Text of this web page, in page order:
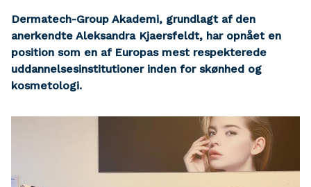
Dermatech-Group Akademi, grundlagt af den
anerkendte Aleksandra Kjaersfeldt, har opnået en
position som en af Europas mest respekterede
uddannelsesinstitutioner inden for skønhed og
kosmetologi.